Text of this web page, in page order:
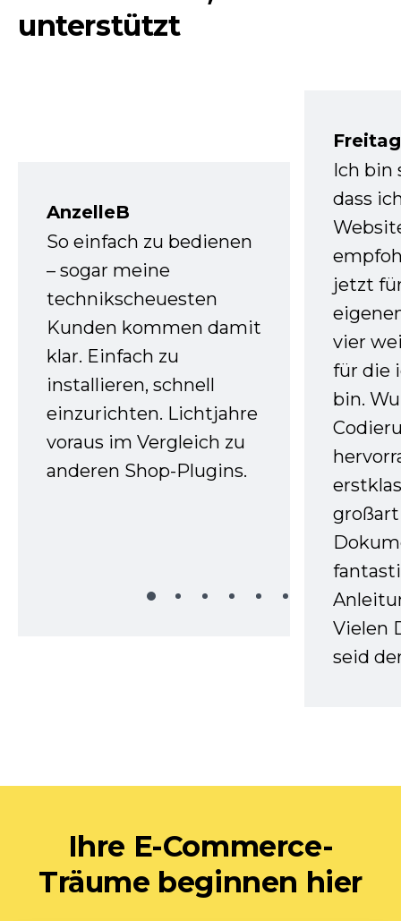
unterstützt
AnzelleB
So einfach zu bedienen
– sogar meine
technikscheuesten
Kunden kommen damit
klar. Einfach zu
installieren, schnell
einzurichten. Lichtjahre
voraus im Vergleich zu
anderen Shop-Plugins.
Ich bin
dass
jetzt
vier
für die
bin.
Vielen
seid
Ihre E-Commerce-
Träume beginnen hier